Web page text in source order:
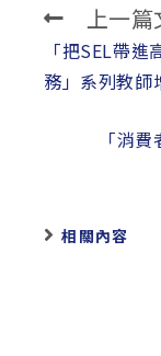
Read
more
articles
上一
「把SEL帶
務」系列教師
「消
相關內容